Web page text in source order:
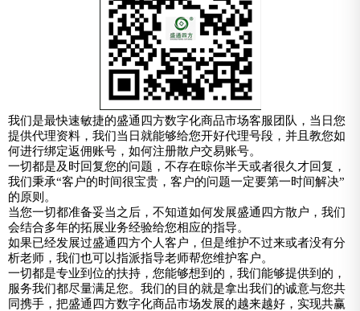
我们是最快速敏捷的盛通四方数字化商品市场客服团队，当日您
提供代理资料，我们当日就能够给您开好代理号段，并且教您如
何进行绑定返佣账号，如何注册散户交易账号。
一切都是及时回复您的问题，不存在晾你半天或者很久才回复，
我们秉承“客户的时间很宝贵，客户的问题一定要第一时间解决”
的原则。
当您一切都准备妥当之后，不知道如何发展盛通四方散户，我们
会结合多年的拓展业务经验给您相应的指导。
如果已经发展过盛通四方个人客户，但是维护不过来或者没有分
析老师，我们也可以指派指导老师帮您维护客户。
一切都是专业到位的扶持，您能够想到的，我们能够提供到的，
服务我们都尽量满足您。我们的目的就是拿出我们的诚意与您共
同携手，把盛通四方数字化商品市场发展的越来越好，实现共赢